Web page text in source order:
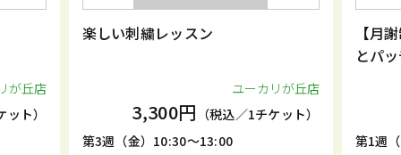
が丘店
ト）
楽しい刺繍レッスン
ユーカリが丘店
3,300円 （税込／1チケット）
第3週（金）10:30～13:00
【月
とパ
第1週